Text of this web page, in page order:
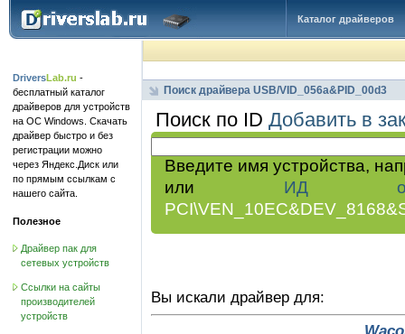
Каталог драйверов
DriversLab.ru -
бесплатный каталог
драйверов для устройств
на ОС Windows. Скачать
драйвер быстро и без
регистрации можно
через Яндекс.Диск или
по прямым ссылкам с
нашего сайта.
Полезное
Драйвер пак для
сетевых устройств
Ссылки на сайты
производителей
устройств
Поиск драйвера USB/VID_056a&PID_00d3
Поиск по ID Добавить в
Введите имя устройства,
или ИД
Вы искали драйвер для: